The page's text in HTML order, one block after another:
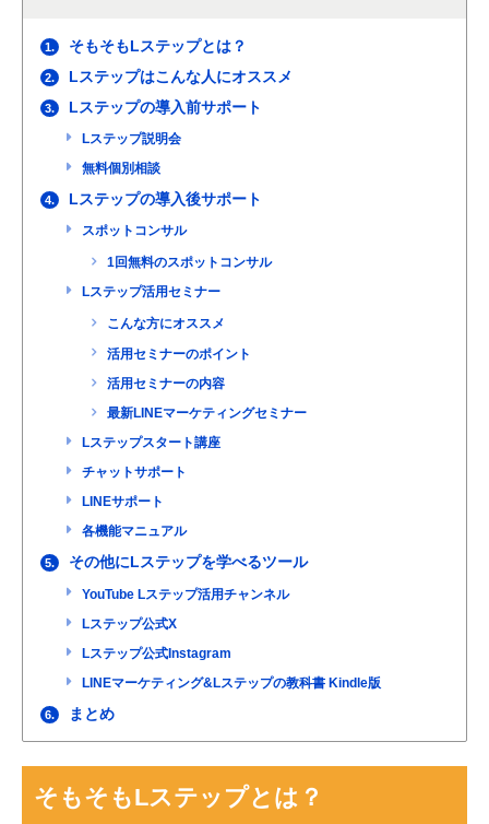
1. そもそもLステップとは？
2. Lステップはこんな人にオススメ
3. Lステップの導入前サポート
Lステップ説明会
無料個別相談
4. Lステップの導入後サポート
スポットコンサル
1回無料のスポットコンサル
Lステップ活用セミナー
こんな方にオススメ
活用セミナーのポイント
活用セミナーの内容
最新LINEマーケティングセミナー
Lステップスタート講座
チャットサポート
LINEサポート
各機能マニュアル
5. その他にLステップを学べるツール
YouTube Lステップ活用チャンネル
Lステップ公式X
Lステップ公式Instagram
LINEマーケティング&Lステップの教科書 Kindle版
6. まとめ
そもそもLステップとは？